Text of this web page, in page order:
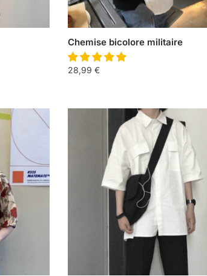
Chemise bicolore militaire
28,99 €